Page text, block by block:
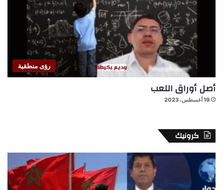
رؤى منطقية
أصل أوراق اللعب
19 أغسطس، 2023
كرونيك